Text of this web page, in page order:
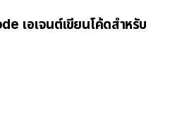
เอเจนต์เขียนโค้ดสำหรับ